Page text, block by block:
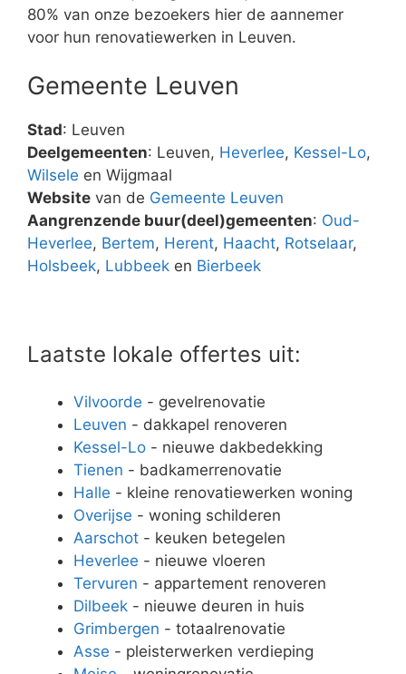
80% van onze bezoekers hier de aannemer
voor hun renovatiewerken in Leuven.
Gemeente Leuven
Stad: Leuven
Deelgemeenten: Leuven, Heverlee, Kessel-Lo,
Wilsele en Wijgmaal
Website van de Gemeente Leuven
Aangrenzende buur(deel)gemeenten: Oud-
Heverlee, Bertem, Herent, Haacht, Rotselaar,
Holsbeek, Lubbeek en Bierbeek
Laatste lokale offertes uit:
Vilvoorde - gevelrenovatie
Leuven - dakkapel renoveren
Kessel-Lo - nieuwe dakbedekking
Tienen - badkamerrenovatie
Halle - kleine renovatiewerken woning
Overijse - woning schilderen
Aarschot - keuken betegelen
Heverlee - nieuwe vloeren
Tervuren - appartement renoveren
Dilbeek - nieuwe deuren in huis
Grimbergen - totaalrenovatie
Asse - pleisterwerken verdieping